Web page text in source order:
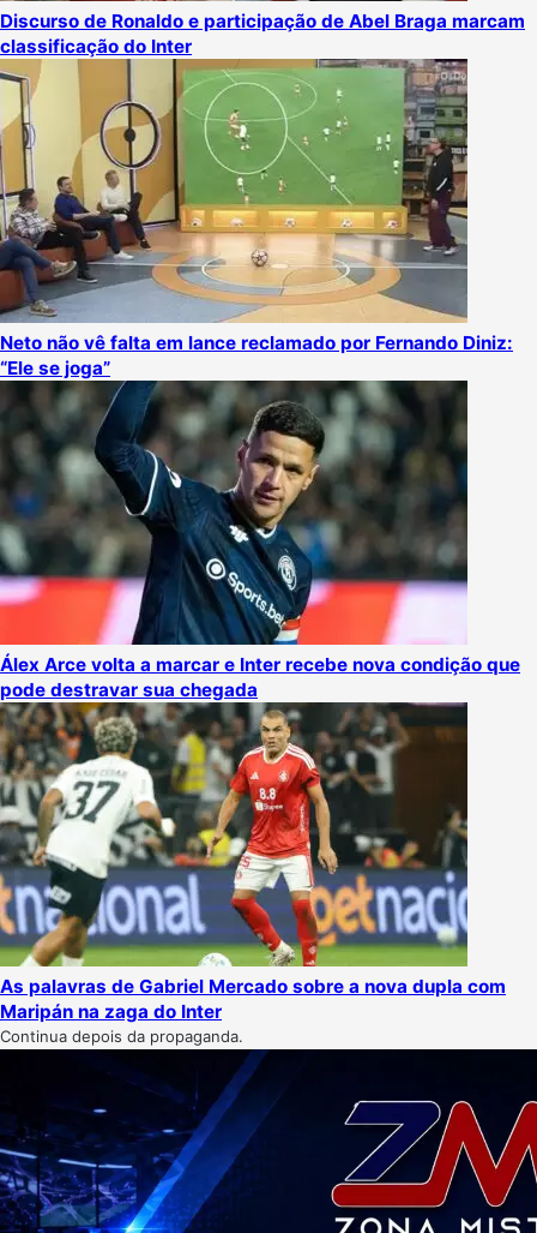
Discurso de Ronaldo e participação de Abel Braga marcam
classificação do Inter
Neto não vê falta em lance reclamado por Fernando Diniz:
“Ele se joga”
Álex Arce volta a marcar e Inter recebe nova condição que
pode destravar sua chegada
As palavras de Gabriel Mercado sobre a nova dupla com
Maripán na zaga do Inter
Continua depois da propaganda.